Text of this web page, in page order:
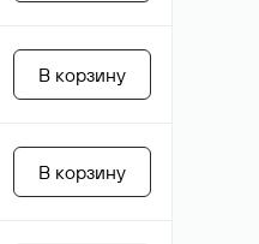
В корзину
В корзину